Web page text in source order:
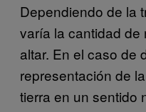
Dependiendo de la
varía la cantidad
altar. En el caso de
representación de
tierra en un sentido